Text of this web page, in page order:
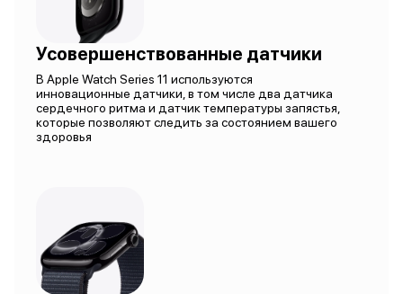
Усовершенствованные датчики
В Apple Watch Series 11 используются
инновационные датчики, в том числе два датчика
сердечного ритма и датчик температуры запястья,
которые позволяют следить за состоянием вашего
здоровья